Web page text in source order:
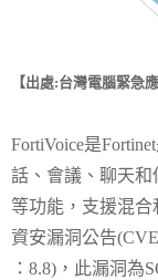
【出處:台灣電腦緊急
FortiVoice是
話、會議、聊天和
等功能，支援混合
資安漏洞公告
：8.8)，此漏洞為